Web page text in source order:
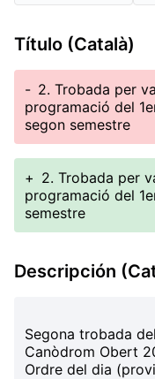
Título (Català)
- 2. Trobada per
programació del
segon semestre
+ 2. Trobada per
programació del
semestre
Descripción
Segona trobada
Canòdrom Obert
Ordre del dia